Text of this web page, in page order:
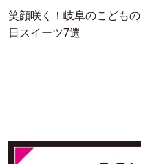
笑顔咲く！岐阜のこどもの
日スイーツ7選